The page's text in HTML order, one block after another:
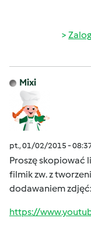
Mixi
pt., 01/02/2015 -
Proszę skopiować
filmik zw. z
dodawaniem zdjęć:
https://